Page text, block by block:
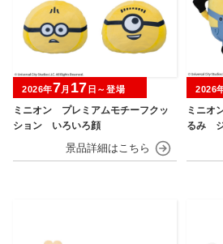
ミニオン プレミアムモチーフクッ
ション いろいろ顔
2026年7月 17 日～登場
ミニオ
るみ
2026